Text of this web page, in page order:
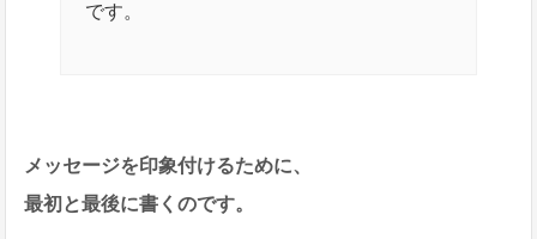
です。
メッセージを印象付けるために、
最初と最後に書くのです。